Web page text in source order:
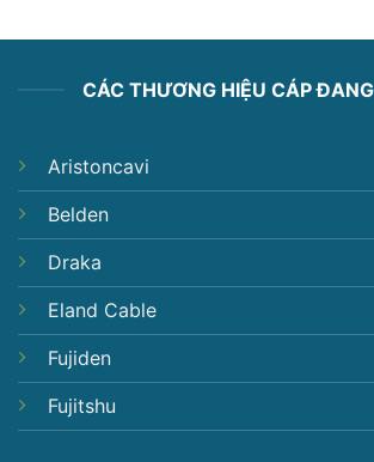
CÁC THƯƠNG HIỆU CÁP
Aristoncavi
Belden
Draka
Eland Cable
Fujiden
Fujitshu